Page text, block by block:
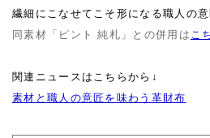
繊細にこなせてこそ形になる職人の
同素材「ピント 純札」との併用は こ
関連ニュースはこちらから↓
素材と職人の意匠を味わう革財布